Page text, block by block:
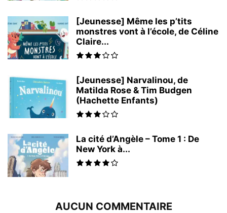
[Jeunesse] Même les p’tits
monstres vont à l’école, de Céline
Claire...
[Jeunesse] Narvalinou, de
Matilda Rose & Tim Budgen
(Hachette Enfants)
La cité d’Angèle – Tome 1 : De
New York à...
AUCUN COMMENTAIRE